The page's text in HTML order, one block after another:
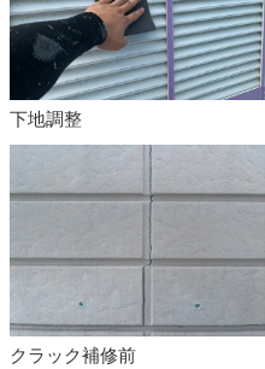
下地調整
クラック補修前